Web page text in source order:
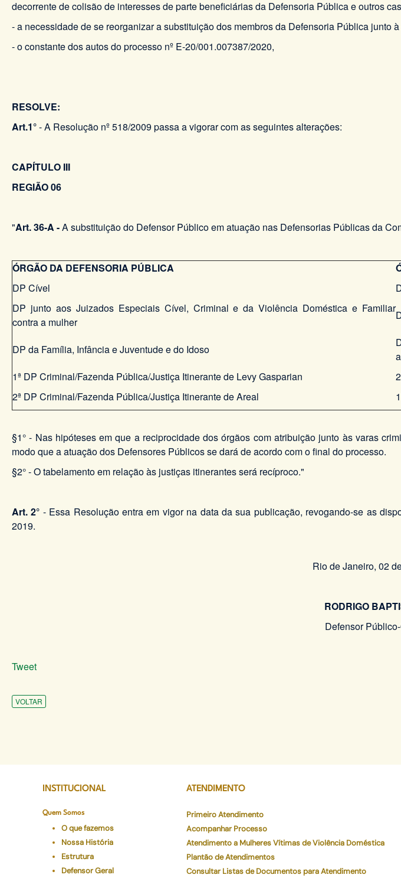
decorrente de colisão de interesses de parte beneficiárias da Defensoria Pública e outros
- a necessidade de se reorganizar a substituição dos membros da Defensoria Pública junto
- o constante dos autos do processo nº E-20/001.007387/2020,
RESOLVE:
Art.1°- A Resolução nº 518/2009 passa a vigorar com as seguintes alterações:
CAPÍTULO III
REGIÃO 06
"Art. 36-A -A substituição do Defensor Público em atuação nas Defensorias Públicas da
ÓRGÃO DA DEFENSORIA PÚBLICA
DP Cível
DP junto aos Juizados Especiais Cível, Criminal e da Violência Doméstica e Familiar
contra a mulher
DP da Família, Infância e Juventude e do Idoso
1ª DP Criminal/Fazenda Pública/Justiça Itinerante de Levy Gasparian
2ª DP Criminal/Fazenda Pública/Justiça Itinerante de Areal
§1° - Nas hipóteses em que a reciprocidade dos órgãos com atribuição junto às varas
modo que a atuação dos Defensores Públicos se dará de acordo com o final do processo.
§2° - O tabelamento em relação às justiças itinerantes será recíproco."
Art. 2° - Essa Resolução entra em vigor na data da sua publicação, revogando-se as
2019.
Rio de Janeiro, 02
RODRIGO
Defensor
Tweet
VOLTAR
INSTITUCIONAL
Quem Somos
O que fazemos
Nossa História
Estrutura
Defensor Geral
ATENDIMENTO
Primeiro Atendimento
Acompanhar Processo
Atendimento a Mulheres Vítimas de Violência Doméstica
Plantão de Atendimentos
Consultar Listas de Documentos para Atendimento